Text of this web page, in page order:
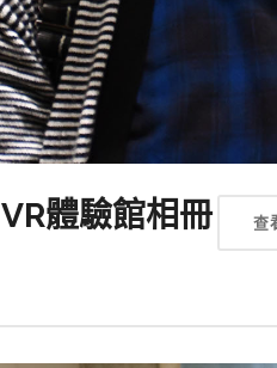
VR體驗館相冊 查